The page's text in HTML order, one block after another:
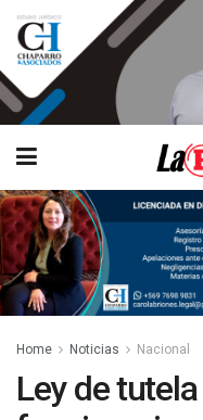
Home Noticias Nacional
Ley de